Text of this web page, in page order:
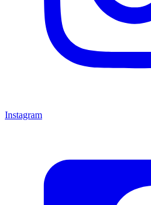
Instagram